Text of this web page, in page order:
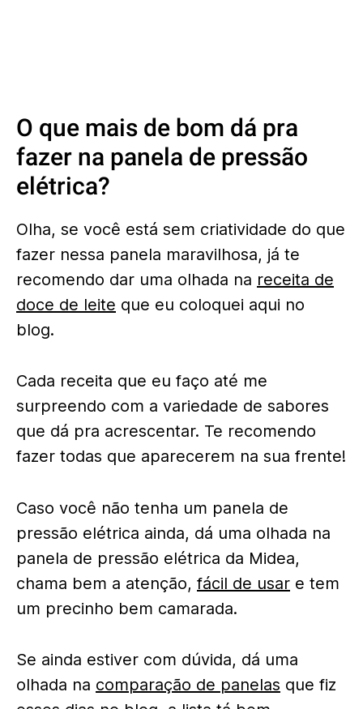
O que mais de bom dá pra
fazer na panela de pressão
elétrica?
Olha, se você está sem criatividade do que
fazer nessa panela maravilhosa, já te
recomendo dar uma olhada na receita de
doce de leite que eu coloquei aqui no
blog.
Cada receita que eu faço até me
surpreendo com a variedade de sabores
que dá pra acrescentar. Te recomendo
fazer todas que aparecerem na sua frente!
Caso você não tenha um panela de
pressão elétrica ainda, dá uma olhada na
panela de pressão elétrica da Midea,
chama bem a atenção, fácil de usar e tem
um precinho bem camarada.
Se ainda estiver com dúvida, dá uma
olhada na comparação de panelas que fiz